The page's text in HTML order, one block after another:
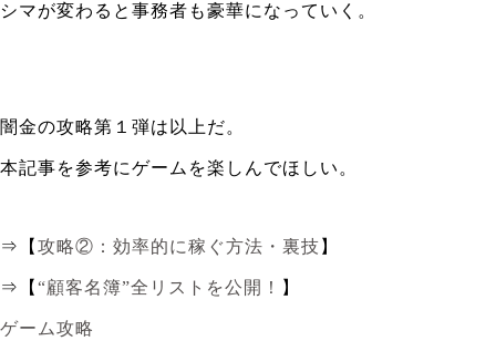
シマが変わると事務者も豪華になっていく。
闇金の攻略第１弾は以上だ。
本記事を参考にゲームを楽しんでほしい。
⇒【 攻略②：効率的に稼ぐ方法・裏技 】
⇒【 “顧客名簿”全リストを公開！ 】
ゲーム攻略